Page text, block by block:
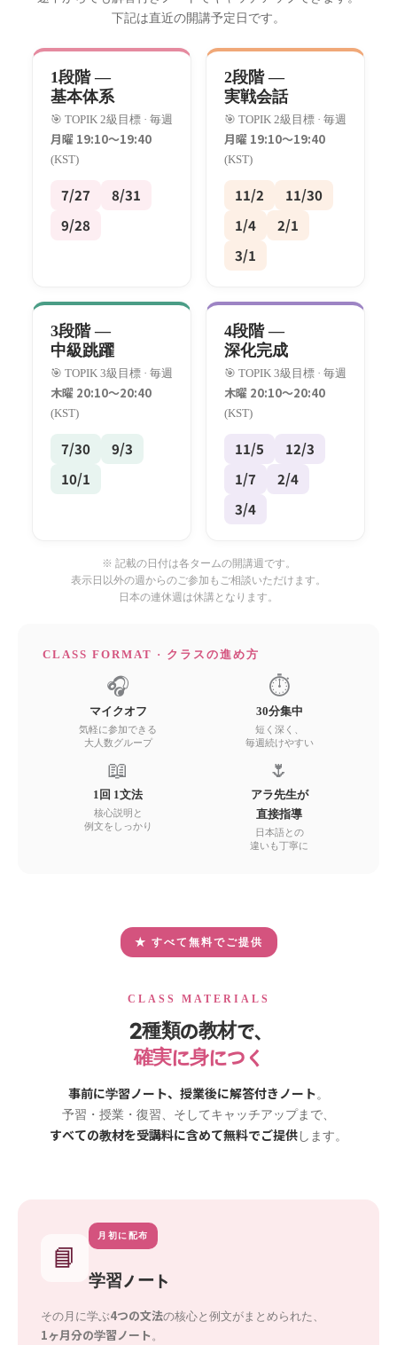
下記は直近の開講予定日です。
1段階 —
基本体系
🎯 TOPIK 2級目標 · 毎週
月曜 19:10〜19:40
(KST)
7/27
8/31
9/28
2段階 —
実戦会話
🎯 TOPIK 2級目標 · 毎週
月曜 19:10〜19:40
(KST)
11/2
11/30
1/4
2/1
3/1
3段階 —
中級跳躍
🎯 TOPIK 3級目標 · 毎週
木曜 20:10〜20:40
(KST)
7/30
9/3
10/1
4段階 —
深化完成
🎯 TOPIK 3級目標 · 毎週
木曜 20:10〜20:40
(KST)
11/5
12/3
1/7
2/4
3/4
※ 記載の日付は各タームの開講週です。
表示日以外の週からのご参加もご相談いただけます。
日本の連休週は休講となります。
CLASS FORMAT · クラスの進め方
🎧
マイクオフ
気軽に参加できる
大人数グループ
⏱
30分集中
短く深く、
毎週続けやすい
📖
1回 1文法
核心説明と
例文をしっかり
🌷
アラ先生が
直接指導
日本語との
違いも丁寧に
★ すべて無料でご提供
CLASS MATERIALS
2種類の教材で、
確実に身につく
事前に学習ノート、授業後に解答付きノート。
予習・授業・復習、そしてキャッチアップまで、
すべての教材を受講料に含めて無料でご提供 します。
📘
月初に配布
学習ノート
その月に学ぶ4つの文法の核心と例文がまとめられた、
1ヶ月分の学習ノート 。